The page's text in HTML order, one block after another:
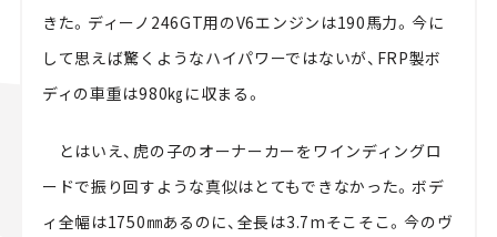
きた。ディーノ246GT用のV6エンジンは190馬力。今に
して思えば驚くようなハイパワーではないが、FRP製ボ
ディの車重は980㎏に収まる。
とはいえ、虎の子のオーナーカーをワインディングロ
ードで振り回すような真似はとてもできなかった。ボデ
ィ全幅は1750㎜あるのに、全長は3.7mそこそこ。今のヴ